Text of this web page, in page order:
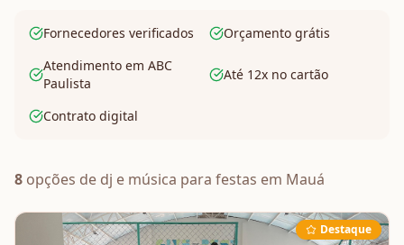
Fornecedores verificados
Orçamento grátis
Atendimento em ABC
Paulista
Até 12x no cartão
Contrato digital
8 opções de dj e música para festas em Mauá
Destaque